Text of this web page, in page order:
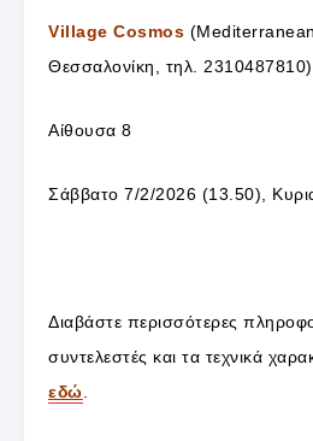
Village Cosmos
Θεσσαλονίκη, τηλ. 2310487810)
Αίθουσα 8
Σάββατο 7/2/2026 (13.50),
Διαβάστε περισσότερες
συντελεστές και τα τεχνικά
εδώ